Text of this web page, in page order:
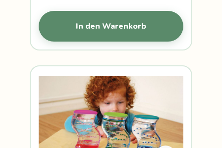
In den Warenkorb